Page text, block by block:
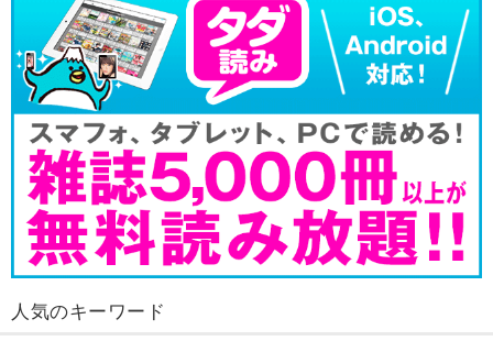
人気のキーワード